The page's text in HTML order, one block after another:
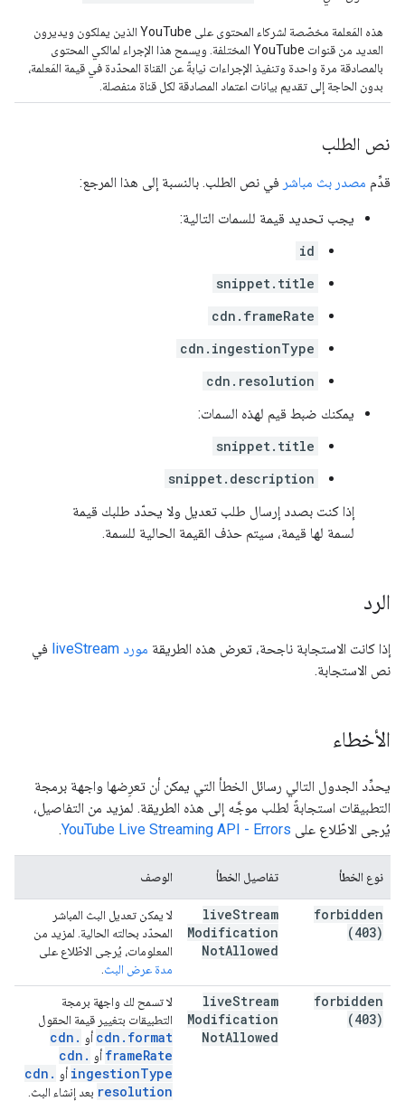
هذه المَعلمة مخصّصة لشركاء المحتوى على YouTube الذين يملكون ويديرون
العديد من قنوات YouTube المختلفة. ويسمح هذا الإجراء لمالكي المحتوى
بالمصادقة مرة واحدة وتنفيذ الإجراءات نيابةً عن القناة المحدّدة في قيمة المَعلمة،
بدون الحاجة إلى تقديم بيانات اعتماد المصادقة لكل قناة منفصلة.
نص الطلب
قدِّم مصدر بث مباشر في نص الطلب. بالنسبة إلى هذا المرجع:
يجب تحديد قيمة للسمات التالية:
id
snippet.title
cdn.frameRate
cdn.ingestionType
cdn.resolution
يمكنك ضبط قيم لهذه السمات:
snippet.title
snippet.description
إذا كنت بصدد إرسال طلب تعديل ولا يحدّد طلبك قيمة
لسمة لها قيمة، سيتم حذف القيمة الحالية للسمة.
الرد
إذا كانت الاستجابة ناجحة، تعرض هذه الطريقة مورد liveStream
في
نص الاستجابة.
الأخطاء
يحدِّد الجدول التالي رسائل الخطأ التي يمكن أن تعرِضها واجهة برمجة
التطبيقات استجابةً لطلب موجَّه إلى هذه الطريقة. لمزيد من التفاصيل،
يُرجى الاطّلاع على YouTube Live Streaming API - Errors
.
نوع الخطأ تفاصيل الخطأ الوصف
forbidden
(403)
liveStream
Modification
NotAllowed
لا يمكن تعديل البث المباشر
المحدّد بحالته الحالية. لمزيد من
المعلومات، يُرجى الاطّلاع على
مدة عرض البث
forbidden
(403)
liveStream
Modification
NotAllowed
لا تسمح لك واجهة برمجة
التطبيقات بتغيير قيمة الحقول
cdn . format أو cdn .
frameRate أو cdn .
ingestionType أو cdn .
resolution بعد إنشاء البث.